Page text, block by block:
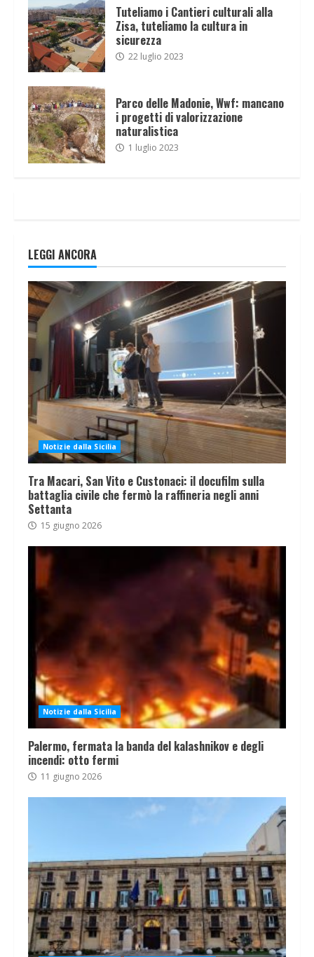
Tuteliamo i Cantieri culturali alla
Zisa, tuteliamo la cultura in
sicurezza
22 luglio 2023
Parco delle Madonie, Wwf: mancano
i progetti di valorizzazione
naturalistica
1 luglio 2023
LEGGI ANCORA
Notizie dalla Sicilia
Tra Macari, San Vito e Custonaci: il docufilm sulla
battaglia civile che fermò la raffineria negli anni
Settanta
15 giugno 2026
Notizie dalla Sicilia
Palermo, fermata la banda del kalashnikov e degli
incendi: otto fermi
11 giugno 2026